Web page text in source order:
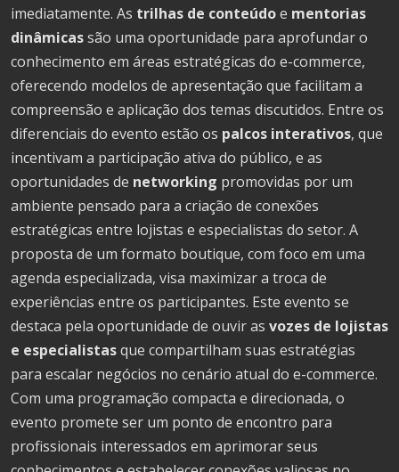
imediatamente. As trilhas de conteúdoe mentorias
dinâmicassão uma oportunidade para aprofundar o
conhecimento em áreas estratégicas do e-commerce,
oferecendo modelos de apresentação que facilitam a
compreensão e aplicação dos temas discutidos. Entre os
diferenciais do evento estão os palcos interativos, que
incentivam a participação ativa do público, e as
oportunidades de networking promovidas por um
ambiente pensado para a criação de conexões
estratégicas entre lojistas e especialistas do setor. A
proposta de um formato boutique, com foco em uma
agenda especializada, visa maximizar a troca de
experiências entre os participantes. Este evento se
destaca pela oportunidade de ouvir as vozes de lojistas
e especialistasque compartilham suas estratégias
para escalar negócios no cenário atual do e-commerce.
Com uma programação compacta e direcionada, o
evento promete ser um ponto de encontro para
profissionais interessados em aprimorar seus